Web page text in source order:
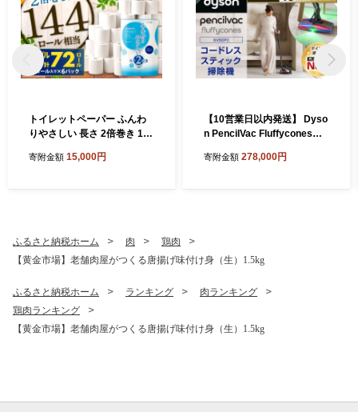
トイレットペーパー ふんわ
りやさしい 長さ 2倍巻き 100
防災
寄附金額 15,000円
【10営業日以内発送】 Dyso
n PencilVac Fluffycones（S
ードレス コードレス掃除機
寄附金額 278,000円
ふるさと納税ホーム 肉
鶏肉
【黄金市場】老舗肉屋がつくる唐揚げ味付け身（生）1.5kg
ふるさと納税ホーム ランキング
肉ランキング
鶏肉ランキング
【黄金市場】老舗肉屋がつくる唐揚げ味付け身（生）1.5kg